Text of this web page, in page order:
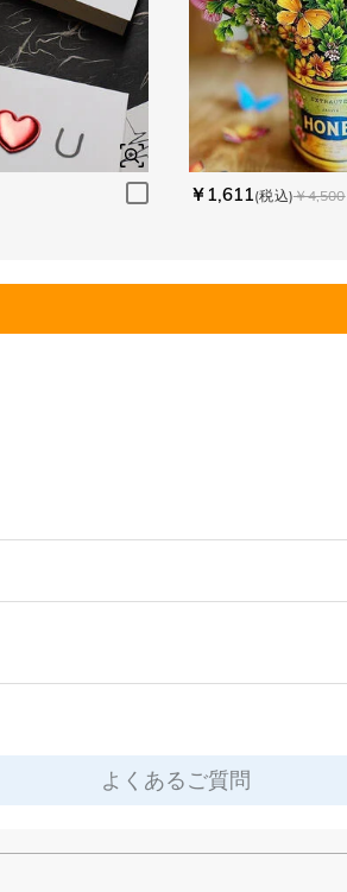
￥1,611(税込)￥4,500
よくあるご質問